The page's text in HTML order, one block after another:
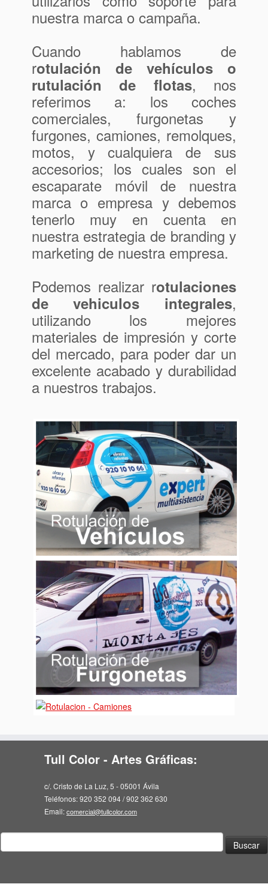
nuestra marca o campaña.
Cuando hablamos de
rotulación de vehículos o
rutulación de flotas, nos
referimos a: los coches
comerciales, furgonetas y
furgones, camiones, remolques,
motos, y cualquiera de sus
accesorios; los cuales son el
escaparate móvil de nuestra
marca o empresa y debemos
tenerlo muy en cuenta en
nuestra estrategia de branding y
marketing de nuestra empresa.
Podemos realizar rotulaciones
de vehiculos integrales,
utilizando los mejores
materiales de impresión y corte
del mercado, para poder dar un
excelente acabado y durabilidad
a nuestros trabajos.
Tull Color - Artes Gráficas:
c/. Cristo de La Luz, 5 - 05001 Ávila
Teléfonos: 920 352 094 / 902 362 630
Email:comercial@tullcolor.com